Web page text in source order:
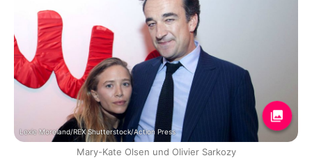
Lexie Moreland/REX Shutterstock/Action Press
Mary-Kate Olsen und Olivier Sarkozy